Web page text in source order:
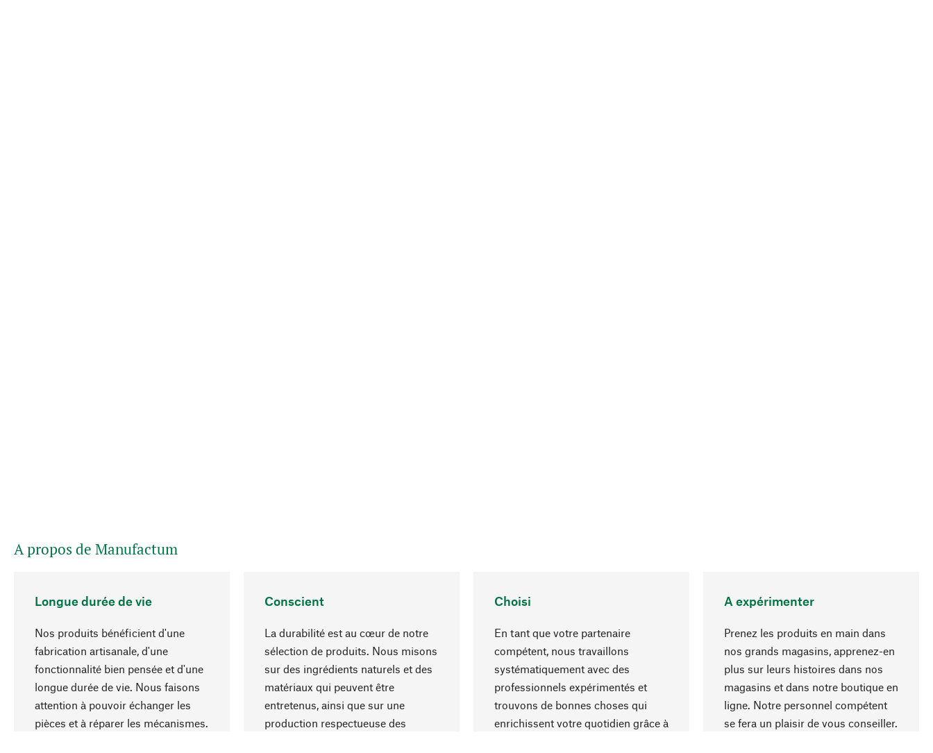
A propos de Manufactum
Longue durée de vie
Nos produits bénéficient d'une
fabrication artisanale, d'une
fonctionnalité bien pensée et d'une
longue durée de vie. Nous faisons
attention à pouvoir échanger les
pièces et à réparer les mécanismes.
Conscient
La durabilité est au cœur de notre
sélection de produits. Nous misons
sur des ingrédients naturels et des
matériaux qui peuvent être
entretenus, ainsi que sur une
production respectueuse des
Choisi
En tant que votre partenaire
compétent, nous travaillons
systématiquement avec des
professionnels expérimentés et
trouvons de bonnes choses qui
enrichissent votre quotidien grâce à
A expérimenter
Prenez les produits en main dans
nos grands magasins, apprenez-en
plus sur leurs histoires dans nos
magasins et dans notre boutique en
ligne. Notre personnel compétent
se fera un plaisir de vous conseiller.